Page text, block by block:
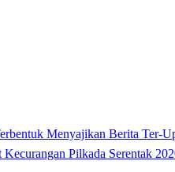
Menyajikan Berita Ter-
Pilkada Serentak